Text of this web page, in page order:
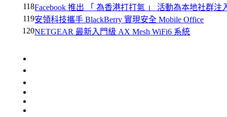
118Facebook 推出 「 為香港打打氣 」 活動為本地社群注
119安領科技攜手 BlackBerry 實現安全 Mobile Office
120NETGEAR 最新入門級 AX Mesh WiFi6 系統